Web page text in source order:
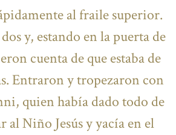
al fraile superior.
y, estando en la puerta de
cuenta de que estaba de
Entraron y tropezaron con
quien había dado todo de
al Niño Jesús y yacía en el